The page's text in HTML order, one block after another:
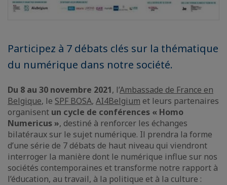
Participez à 7 débats clés sur la thématique
du numérique dans notre société.
Du 8 au 30 novembre 2021, l’Ambassade de France en
Belgique, le SPF BOSA, AI4Belgium et leurs partenaires
organisent un cycle de conférences « Homo
Numericus », destiné à renforcer les échanges
bilatéraux sur le sujet numérique. Il prendra la forme
d’une série de 7 débats de haut niveau qui viendront
interroger la manière dont le numérique influe sur nos
sociétés contemporaines et transforme notre rapport à
l’éducation, au travail, à la politique et à la culture :